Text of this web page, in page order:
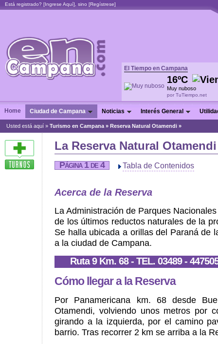
Está registrado? [Ingrese Aquí], sino [Regístrese]
El Tiempo en Campana
16ºC
Muy nuboso
por TuTiempo.net
Home Ciudad de Campana Noticias Interés General
Usted está aquí » Turismo en Campana » Reserva Natural Otamendi »
La Reserva Natural
Página 1 de 4 Tabla de Contenidos
Acerca de la Reserva
La Administración de Parques
de los últimos reductos naturales de la
Se halla ubicada a orillas del Paraná de
a la ciudad de Campana.
Ruta 9 Km. 68 - TEL. 03489 -
Cómo llegar a la Reserva
Por Panamericana km. 68 desde
Otamendi, volviendo unos metros por
girando a la izquierda, por el camino
barrio. Tras recorrer 2 km se arriba a la